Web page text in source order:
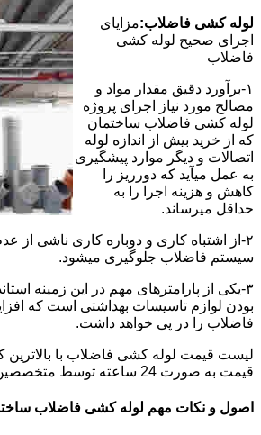
لوله کشی فاضلاب:مزایای
اجرای صحیح لوله کشی
فاضلاب
۱-برآورد دقیق مقدار مواد و
مصالح مورد نیاز اجرای پروژه
لوله کشی فاضلاب ساختمان
که از خرید بیش از اندازه لوله
اتصالات و دیگر موارد پیشگیری
به عمل میآید که دورریز را
کاهش و هزینه اجرا را به
حداقل میرساند.
۲-از اشتباه کاری و دوباره کاری ناشی
سیستم فاضلاب جلوگیری میشود.
۳-یکی از پارامترهای مهم در این زمینه
بودن لوازم تاسیسات بهداشتی است که
فاضلاب را در پی خواهد داشت.
لیست قیمت لوله کشی فاضلاب با بالاترین
قیمت به صورت 24 ساعته توسط متخصصین
اصول و نکات مهم لوله کشی فاضلاب